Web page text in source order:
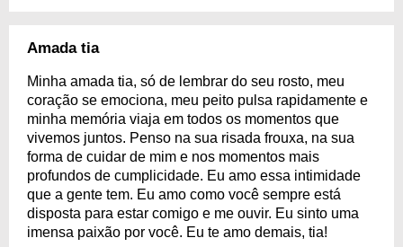
Amada tia
Minha amada tia, só de lembrar do seu rosto, meu
coração se emociona, meu peito pulsa rapidamente e
minha memória viaja em todos os momentos que
vivemos juntos. Penso na sua risada frouxa, na sua
forma de cuidar de mim e nos momentos mais
profundos de cumplicidade. Eu amo essa intimidade
que a gente tem. Eu amo como você sempre está
disposta para estar comigo e me ouvir. Eu sinto uma
imensa paixão por você. Eu te amo demais, tia!